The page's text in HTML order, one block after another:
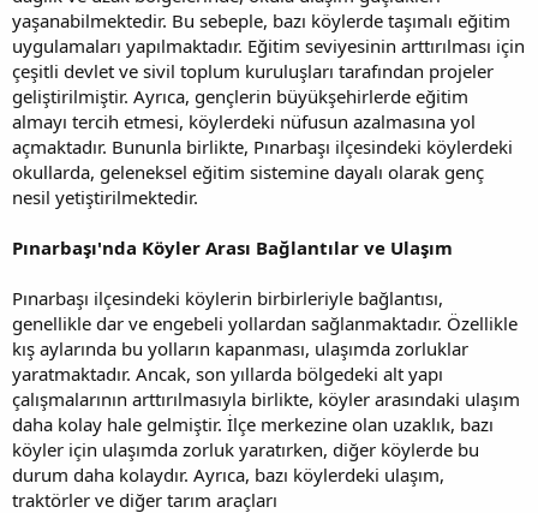
yaşanabilmektedir. Bu sebeple, bazı köylerde taşımalı eğitim
uygulamaları yapılmaktadır. Eğitim seviyesinin arttırılması için
çeşitli devlet ve sivil toplum kuruluşları tarafından projeler
geliştirilmiştir. Ayrıca, gençlerin büyükşehirlerde eğitim
almayı tercih etmesi, köylerdeki nüfusun azalmasına yol
açmaktadır. Bununla birlikte, Pınarbaşı ilçesindeki köylerdeki
okullarda, geleneksel eğitim sistemine dayalı olarak genç
nesil yetiştirilmektedir.
Pınarbaşı'nda Köyler Arası Bağlantılar ve Ulaşım
Pınarbaşı ilçesindeki köylerin birbirleriyle bağlantısı,
genellikle dar ve engebeli yollardan sağlanmaktadır. Özellikle
kış aylarında bu yolların kapanması, ulaşımda zorluklar
yaratmaktadır. Ancak, son yıllarda bölgedeki alt yapı
çalışmalarının arttırılmasıyla birlikte, köyler arasındaki ulaşım
daha kolay hale gelmiştir. İlçe merkezine olan uzaklık, bazı
köyler için ulaşımda zorluk yaratırken, diğer köylerde bu
durum daha kolaydır. Ayrıca, bazı köylerdeki ulaşım,
traktörler ve diğer tarım araçları